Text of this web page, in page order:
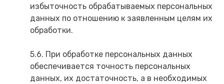
избыточность обрабатываемых персональных
данных по отношению к заявленным целям их
обработки.
5.6. При обработке персональных данных
обеспечивается точность персональных
данных, их достаточность, а в необходимых